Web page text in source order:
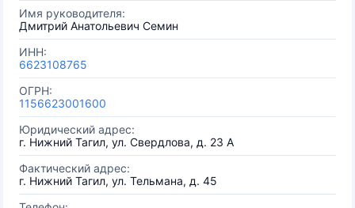
Имя руководителя:
Дмитрий Анатольевич Семин
ИНН:
6623108765
ОГРН:
1156623001600
Юридический адрес:
г. Нижний Тагил, ул. Свердлова, д. 23 А
Фактический адрес:
г. Нижний Тагил, ул. Тельмана, д. 45